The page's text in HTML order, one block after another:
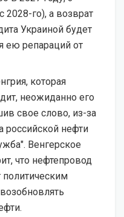
го), а возврат
Украиной будет
ею репараций от
которая
неожиданно его
свое слово, из-за
российской нефти
Венгерское
что нефтепровод
политическим